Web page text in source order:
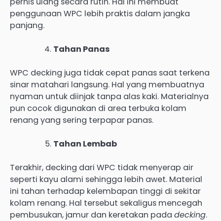
penggunaan WPC lebih praktis dalam jangka
panjang.
Tahan Panas
WPC decking juga tidak cepat panas saat terkena
sinar matahari langsung. Hal yang membuatnya
nyaman untuk diinjak tanpa alas kaki. Materialnya
pun cocok digunakan di area terbuka kolam
renang yang sering terpapar panas.
Tahan Lembab
Terakhir, decking dari WPC tidak menyerap air
seperti kayu alami sehingga lebih awet. Material
ini tahan terhadap kelembapan tinggi di sekitar
kolam renang. Hal tersebut sekaligus mencegah
pembusukan, jamur dan keretakan pada decking.